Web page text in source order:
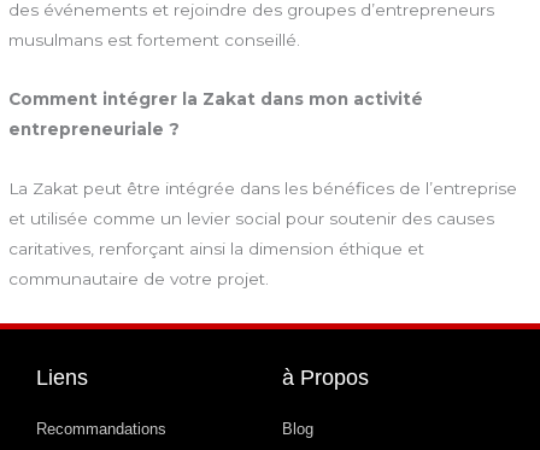
des événements et rejoindre des groupes d’entrepreneurs
musulmans est fortement conseillé.
Comment intégrer la Zakat dans mon activité
entrepreneuriale ?
La Zakat peut être intégrée dans les bénéfices de l’entreprise
et utilisée comme un levier social pour soutenir des causes
caritatives, renforçant ainsi la dimension éthique et
communautaire de votre projet.
Liens
Recommandations
à Propos
Blog